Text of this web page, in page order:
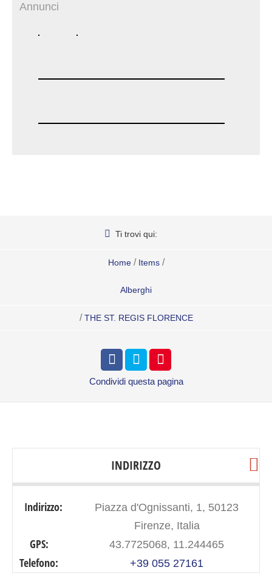
Annunci
Ti trovi qui:
Home / Items /
Alberghi
/ THE ST. REGIS FLORENCE
Condividi questa pagina
INDIRIZZO
Indirizzo:
Piazza d'Ognissanti, 1, 50123
Firenze, Italia
GPS: 43.7725068, 11.244465
Telefono: +39 055 27161